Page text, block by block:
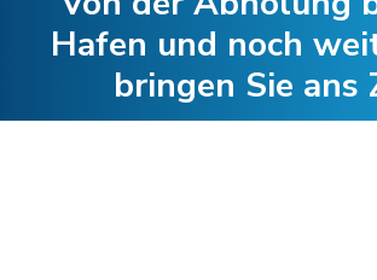
Hafen und noch
bringen Sie ans